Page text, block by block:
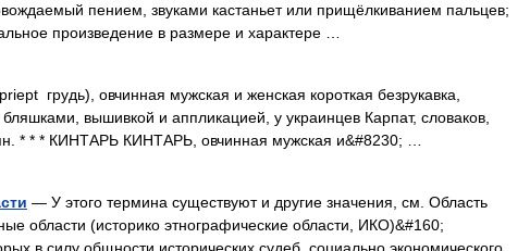
пением, звуками кастаньет или прищёлкиванием пальцев;
произведение в размере и характере …
грудь), овчинная мужская и женская короткая безрукавка,
вышивкой и аппликацией, у украинцев Карпат, словаков,
* * * КИНТАРЬ КИНТАРЬ, овчинная мужская и&#8230; …
— У этого термина существуют и другие значения, см. Область
области (историко этнографические области, ИКО)&#160;